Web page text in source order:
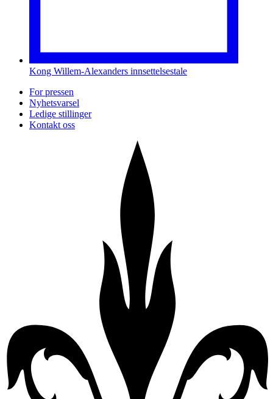
Kong Willem-Alexanders innsettelsestale
For pressen
Nyhetsvarsel
Ledige stillinger
Kontakt oss